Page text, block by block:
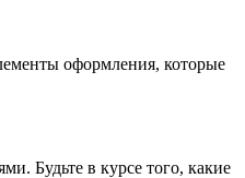
оформления, которые
Будьте в курсе того, какие